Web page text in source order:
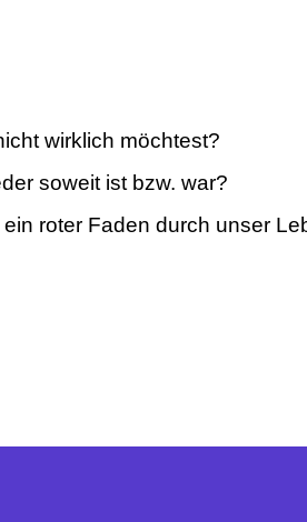
wirklich möchtest?
soweit ist bzw. war?
roter Faden durch unser